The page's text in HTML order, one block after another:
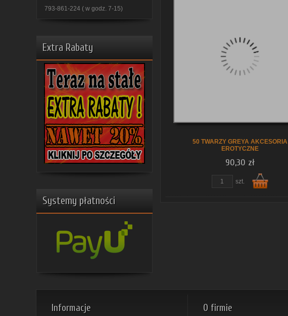
793-861-224 ( w godz. 7-15)
Extra Rabaty
Systemy płatności
50 TWARZY GREYA AKCESORIA
EROTYCZNE
90,30 zł
szt.
Informacje O firmie